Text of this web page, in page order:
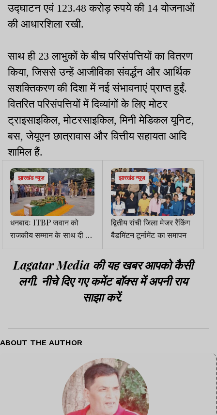
उद्घाटन एवं 123.48 करोड़ रुपये की 14 योजनाओं
की आधारशिला रखी.
साथ ही 23 लाभुकों के बीच परिसंपत्तियों का वितरण
किया, जिससे उन्हें आजीविका संवर्द्धन और आर्थिक
सशक्तिकरण की दिशा में नई संभावनाएं प्राप्त हुईं.
वितरित परिसंपत्तियों में दिव्यांगों के लिए मोटर
ट्राइसाइकिल, मोटरसाइकिल, मिनी मेडिकल यूनिट,
बस, जेयूएन छात्रावास और वित्तीय सहायता आदि
शामिल हैं.
झारखंड न्यूज़
धनबादः ITBP जवान को
राजकीय सम्मान के साथ दी गई
अंतिम विदाई, शोक में डूबा
चिरकुंडा
झारखंड न्यूज़
द्वितीय रांची जिला मेजर रैंकिंग
बैडमिंटन टूर्नामेंट का समापन
Lagatar Media की यह खबर आपको कैसी
लगी. नीचे दिए गए कमेंट बॉक्स में अपनी राय
साझा करें.
ABOUT THE AUTHOR